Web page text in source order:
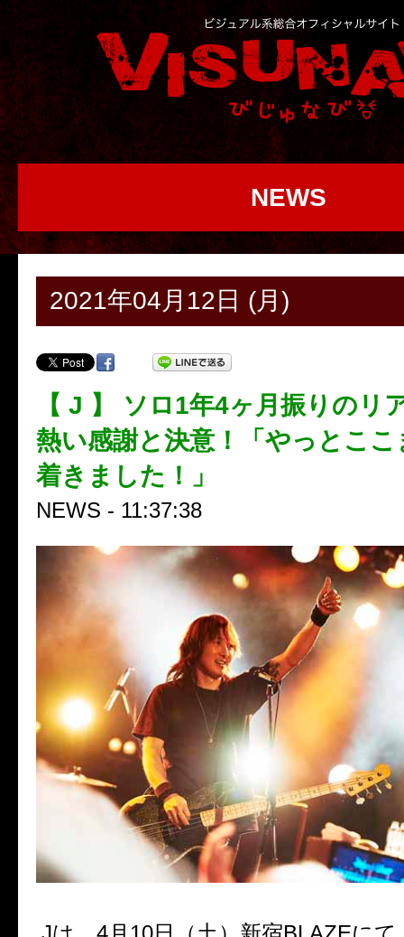
NEWS
2021年04月12日 (月)
【 J 】 ソロ1年4ヶ月振りのリ
熱い感謝と決意！「やっとこ
着きました！」
NEWS - 11:37:38